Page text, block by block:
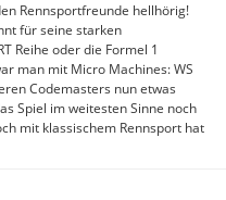
Rennsportfreunde hellhörig!
für seine starken
Reihe oder die Formel 1
man mit Micro Machines: WS
Codemasters nun etwas
Spiel im weitesten Sinne noch
mit klassischem Rennsport hat